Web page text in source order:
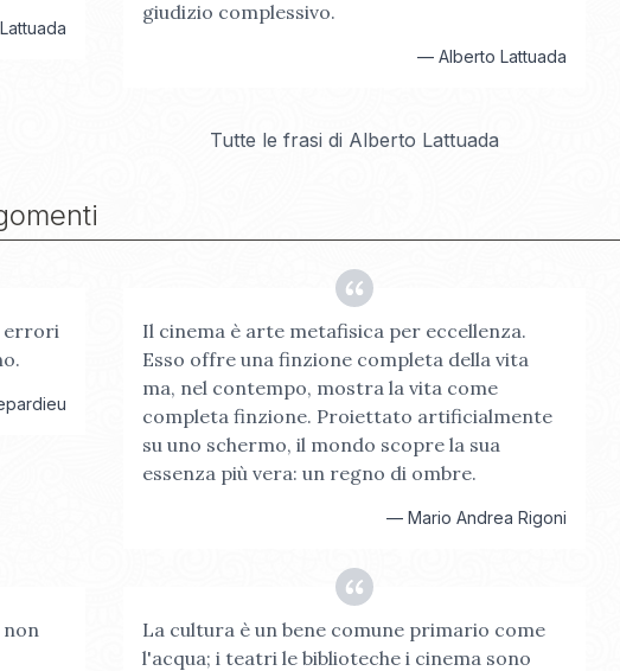
giudizio complessivo.
— Alberto Lattuada
Tutte le frasi di Alberto Lattuada
errori
Il cinema è arte metafisica per eccellenza.
Esso offre una finzione completa della vita
ma, nel contempo, mostra la vita come
completa finzione. Proiettato artificialmente
su uno schermo, il mondo scopre la sua
essenza più vera: un regno di ombre.
— Mario Andrea Rigoni
non
La cultura è un bene comune primario come
l'acqua; i teatri le biblioteche i cinema sono